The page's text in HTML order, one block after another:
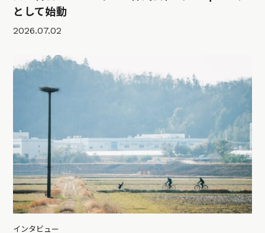
として始動
2026.07.02
インタビュー